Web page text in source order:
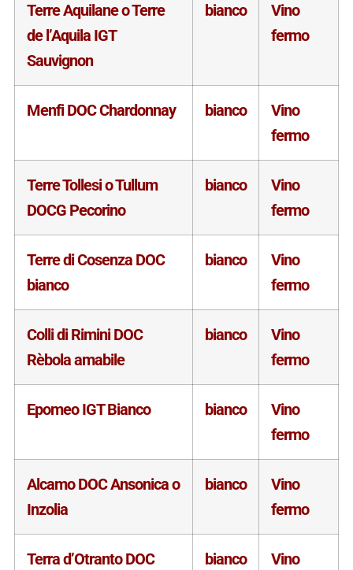
Terre Aquilane o Terre
de l’Aquila IGT
Sauvignon
bianco
Vino
fermo
Menfi DOC Chardonnay bianco
Vino
fermo
Terre Tollesi o Tullum
DOCG Pecorino
bianco
Vino
fermo
Terre di Cosenza DOC
bianco
bianco
Vino
fermo
Colli di Rimini DOC
Rèbola amabile
bianco
Vino
fermo
Epomeo IGT Bianco bianco
Vino
fermo
Alcamo DOC Ansonica o
Inzolia
bianco
Vino
fermo
Terra d’Otranto DOC
bianco
Vino